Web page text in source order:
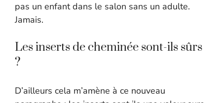
pas un enfant dans le salon sans un adulte.
Jamais.
Les inserts de cheminée sont-ils sûrs
?
D’ailleurs cela m’amène à ce nouveau